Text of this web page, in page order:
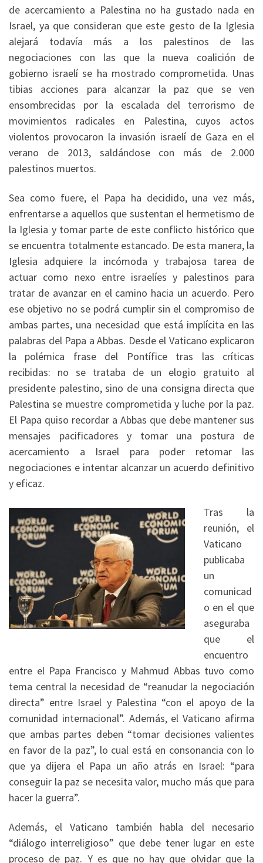
de acercamiento a Palestina no ha gustado nada en
Israel, ya que consideran que este gesto de la Iglesia
alejará todavía más a los palestinos de las
negociaciones con las que la nueva coalición de
gobierno israelí se ha mostrado comprometida. Unas
tibias acciones para alcanzar la paz que se ven
ensombrecidas por la escalada del terrorismo de
movimientos radicales en Palestina, cuyos actos
violentos provocaron la invasión israelí de Gaza en el
verano de 2013, saldándose con más de 2.000
palestinos muertos.
Sea como fuere, el Papa ha decidido, una vez más,
enfrentarse a aquellos que sustentan el hermetismo de
la Iglesia y tomar parte de este conflicto histórico que
se encuentra totalmente estancado. De esta manera, la
Iglesia adquiere la incómoda y trabajosa tarea de
actuar como nexo entre israelíes y palestinos para
tratar de avanzar en el camino hacia un acuerdo. Pero
ese objetivo no se podrá cumplir sin el compromiso de
ambas partes, una necesidad que está implícita en las
palabras del Papa a Abbas. Desde el Vaticano explicaron
la polémica frase del Pontífice tras las críticas
recibidas: no se trataba de un elogio gratuito al
presidente palestino, sino de una consigna directa que
Palestina se muestre comprometida y luche por la paz.
El Papa quiso recordar a Abbas que debe mantener sus
mensajes pacificadores y tomar una postura de
acercamiento a Israel para poder retomar las
negociaciones e intentar alcanzar un acuerdo definitivo
y eficaz.
Tras la
reunión, el
Vaticano
publicaba
un
comunicad
o en el que
aseguraba
que el
encuentro
entre el Papa Francisco y Mahmud Abbas tuvo como
tema central la necesidad de “reanudar la negociación
directa” entre Israel y Palestina “con el apoyo de la
comunidad internacional”. Además, el Vaticano afirma
que ambas partes deben “tomar decisiones valientes
en favor de la paz”, lo cual está en consonancia con lo
que ya dijera el Papa un año atrás en Israel: “para
conseguir la paz se necesita valor, mucho más que para
hacer la guerra”.
Además, el Vaticano también habla del necesario
“diálogo interreligioso” que debe tener lugar en este
proceso de paz. Y es que no hay que olvidar que la